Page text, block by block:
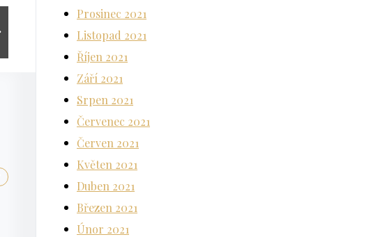
Prosinec 2021
Listopad 2021
Říjen 2021
Září 2021
Srpen 2021
Červenec 2021
Červen 2021
Květen 2021
Duben 2021
Březen 2021
Únor 2021